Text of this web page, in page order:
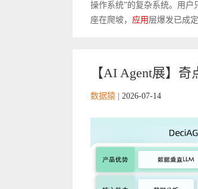
操作系统”的复杂系统。用
座在爬坡， 应用 层爆发已成
【AI Agent展】
数据猿 2026-07-14